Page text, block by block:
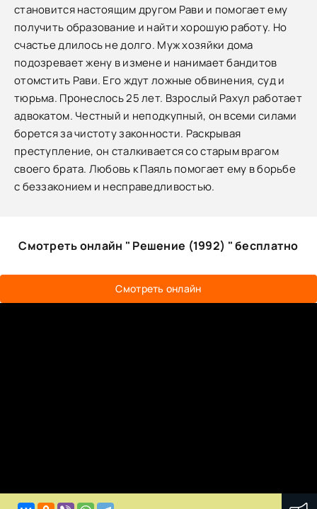
становится настоящим другом Рави и помогает ему
получить образование и найти хорошую работу. Но
счастье длилось не долго. Муж хозяйки дома
подозревает жену в измене и нанимает бандитов
отомстить Рави. Его ждут ложные обвинения, суд и
тюрьма. Пронеслось 25 лет. Взрослый Рахул работает
адвокатом. Честный и неподкупный, он всеми силами
борется за чистоту законности. Раскрывая
преступление, он сталкивается со старым врагом
своего брата. Любовь к Паяль помогает ему в борьбе
с беззаконием и несправедливостью.
Смотреть онлайн " Решение (1992) " бесплатно
Смотреть онлайн